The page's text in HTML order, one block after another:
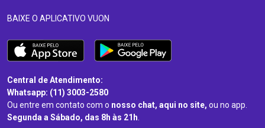
BAIXE O APLICATIVO VUON
Central de Atendimento:
Whatsapp: (11) 3003-2580
Ou entre em contato com o nosso chat, aqui no site, ou no app.
Segunda a Sábado, das 8h às 21h.